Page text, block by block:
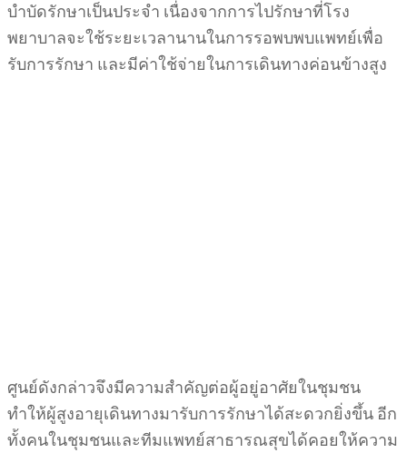
บำบัดรักษาเป็นประจำ เนื่องจากการไปรักษาที่โรง
พยาบาลจะใช้ระยะเวลานานในการรอพบพบแพทย์เพื่อ
รับการรักษา และมีค่าใช้จ่ายในการเดินทางค่อนข้างสูง
ศูนย์ดังกล่าวจึงมีความสำคัญต่อผู้อยู่อาศัยในชุมชน
ทำให้ผู้สูงอายุเดินทางมารับการรักษาได้สะดวกยิ่งขึ้น อีก
ทั้งคนในชุมชนและทีมแพทย์สาธารณสุขได้คอยให้ความ